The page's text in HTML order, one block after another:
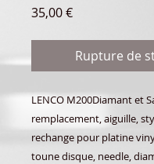
35,00 €Prix
Rupture de
LENCO M200Diamant et
remplacement, aiguille,
rechange pour platine
toune disque, needle,